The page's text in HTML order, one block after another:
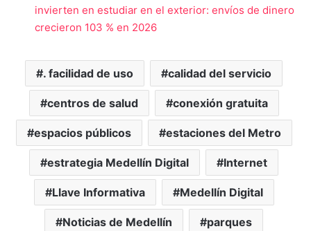
invierten en estudiar en el exterior: envíos de dinero
crecieron 103 % en 2026
. facilidad de uso calidad del servicio
centros de salud conexión gratuita
espacios públicos estaciones del Metro
estrategia Medellín Digital Internet
Llave Informativa Medellín Digital
Noticias de Medellín parques